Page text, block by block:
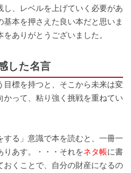
し、レベルを上げていく必要があ
基本を押さえた良い本だと思いま
ありがとうございました。
した名言
目標を持つと、そこから未来は変
かって、粘り強く挑戦を重ねてい
する」意識で本を読むと、一冊一
りあす。・・・それをネタ帳に書
おくことで、自分の財産になるの